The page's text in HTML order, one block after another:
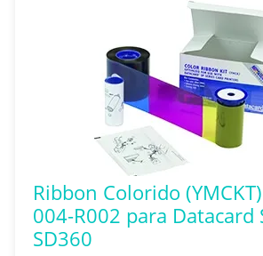
Ribbon Colorido
004-R002 para Datacard
SD360